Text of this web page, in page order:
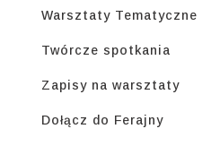
Warsztaty Tematyczne
Twórcze spotkania
Zapisy na warsztaty
Dołącz do Ferajny